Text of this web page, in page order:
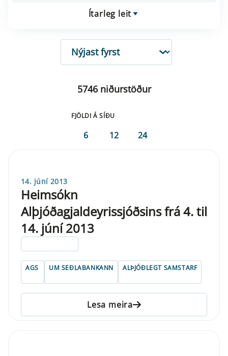
Ítarleg leit
RÖÐUN
5746 niðurstöður
FJÖLDI Á SÍÐU
6 12 24
14. júní 2013
Heimsókn
Alþjóðagjaldeyrissjóðsins frá 4. til
14. júní 2013
AGS UM SEÐLABANKANN ALÞJÓÐLEGT SAMSTARF
Lesa meira